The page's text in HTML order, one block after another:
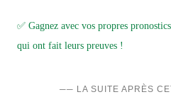
✅ Gagnez avec vos propres
qui ont fait leurs preuves !
── LA SUITE APRÈS